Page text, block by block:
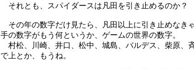
それとも、スパイダースは凡田を引き止めるのか？
その年の数字だけ見たら、凡田以上に引き止めなき
手の数字がもう何というか、ゲームの世界の数字。
村松、川崎、井口、松中、城島、バルデス、柴原、
で上とか、もうね。